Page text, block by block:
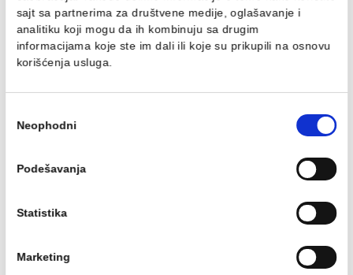
Ovaj veb sajt koristi kolačiće
Tuš kabina COPEN
DEVON200
80x80x200cm
providno sa tankim